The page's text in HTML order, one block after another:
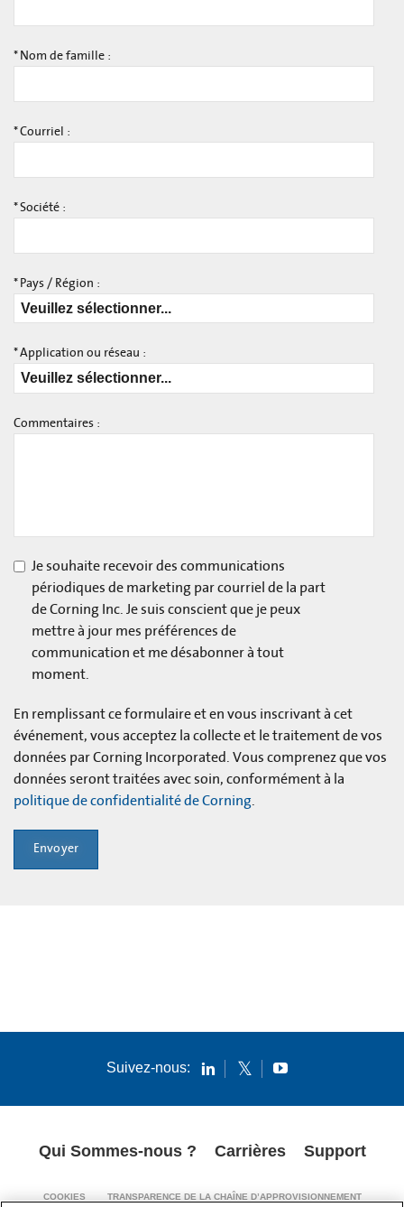
* Nom de famille :
*Courriel :
*Société :
* Pays / Région :
*Application ou réseau :
Commentaires :
Je souhaite recevoir des communications
périodiques de marketing par courriel de la part
de Corning Inc. Je suis conscient que je peux
mettre à jour mes préférences de
communication et me désabonner à tout
moment.
En remplissant ce formulaire et en vous inscrivant à cet
événement, vous acceptez la collecte et le traitement de vos
données par Corning Incorporated. Vous comprenez que vos
données seront traitées avec soin, conformément à la
politique de confidentialité de Corning.
Envoyer
Suivez-nous:
Qui Sommes-nous ? Carrières Support
COOKIES TRANSPARENCE DE LA CHAÎNE D’APPROVISIONNEMENT